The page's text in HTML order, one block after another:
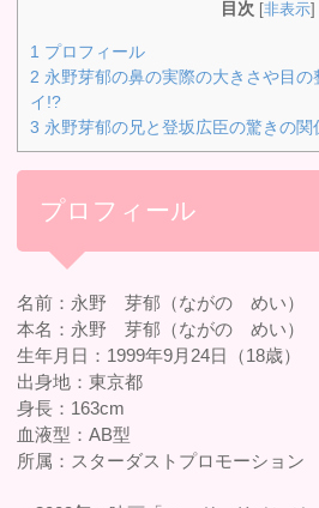
目次 [非表示]
1 プロフィール
2 永野芽郁の鼻の実際の大きさや目
イ!?
3 永野芽郁の兄と登坂広臣の驚きの関
プロフィール
名前：永野 芽郁（ながの めい）
本名：永野 芽郁（ながの めい）
生年月日：1999年9月24日（18歳）
出身地：東京都
身長：163cm
血液型：AB型
所属：スターダストプロモーション